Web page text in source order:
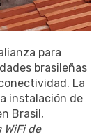
para
brasileñas
La
instalación de
Brasil,
WiFi de